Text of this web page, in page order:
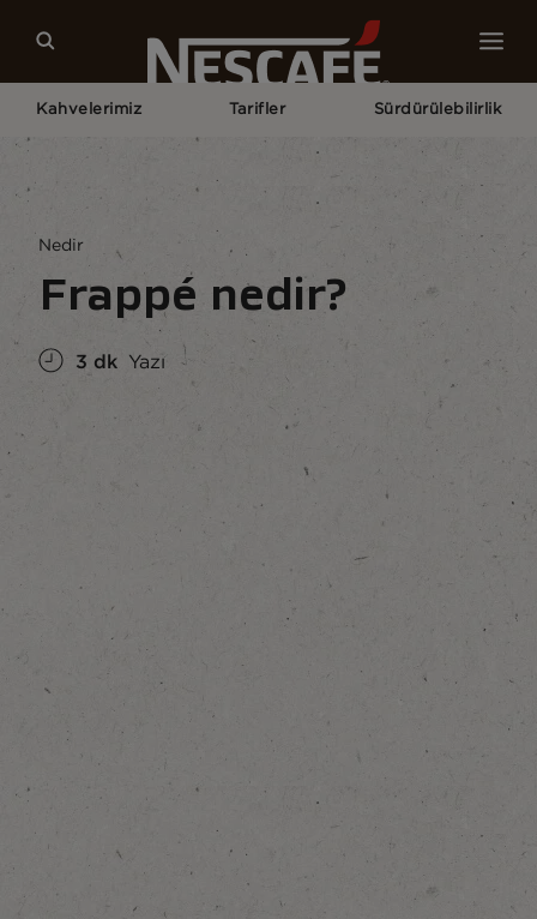
Kahvelerimiz Tarifler Sürdürülebilirlik
Nedir
Frappé nedir?
3 dk Yazı
Favorilere Ekle